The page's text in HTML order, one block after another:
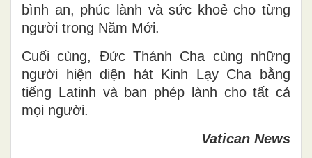
bình an, phúc lành và sức khoẻ cho từng
người trong Năm Mới.
Cuối cùng, Đức Thánh Cha cùng những
người hiện diện hát Kinh Lạy Cha bằng
tiếng Latinh và ban phép lành cho tất cả
mọi người.
Vatican News